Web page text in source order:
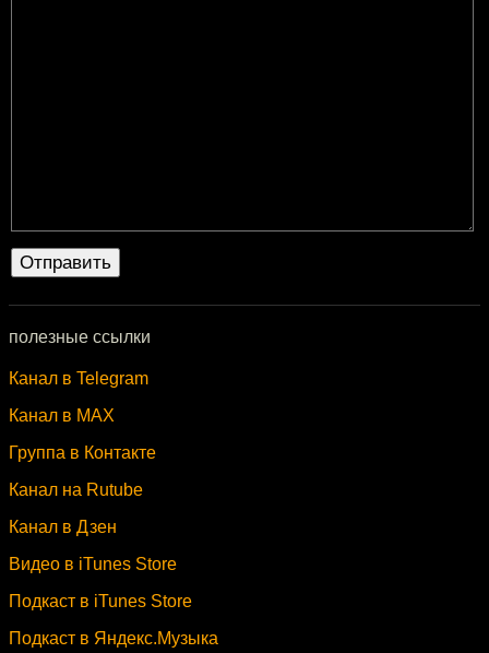
полезные ссылки
Канал в Telegram
Канал в MAX
Группа в Контакте
Канал на Rutube
Канал в Дзен
Видео в iTunes Store
Подкаст в iTunes Store
Подкаст в Яндекс.Музыка